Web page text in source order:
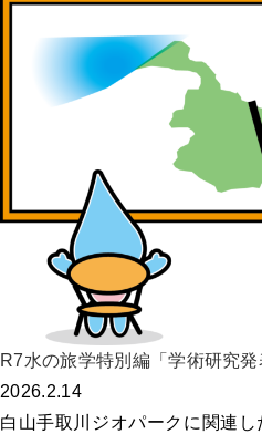
R7水の旅学特別編「学術研究発
2026.2.14
白山手取川ジオパークに関連